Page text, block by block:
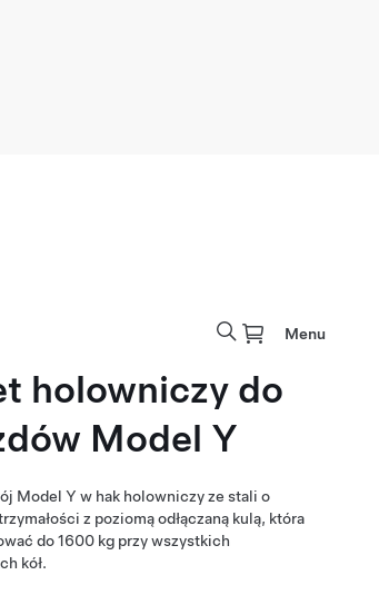
Menu
holowniczy do
Model Y
Model Y w hak holowniczy ze stali o
z poziomą odłączaną kulą, która
do 1600 kg przy wszystkich
kół.